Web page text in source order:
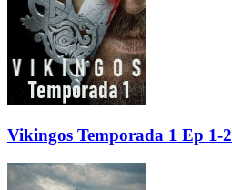
Vikingos Temporada 1 Ep 1-2